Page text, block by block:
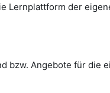
Lernplattform der
bzw. Angebote für die